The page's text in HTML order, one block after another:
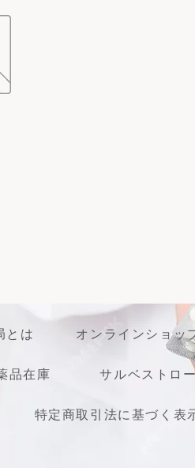
とは オンラインショッ
品在庫 サルベストロ
特定商取引法に基づく表